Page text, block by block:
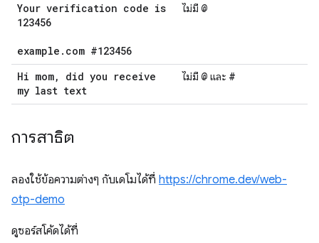
Your verification code is
123456
example . com #123456
ไม่มี @
Hi mom,
did you receive
my last text
ไม่มี @ และ #
การสาธิต
ลองใช้ข้อความต่างๆ กับเดโมได้ที่ https://chrome.dev/web-
otp-demo
ดูซอร์สโค้ดได้ที่